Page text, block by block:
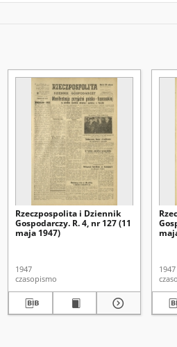
Rzeczpospolita i Dziennik
Gospodarczy. R. 4, nr 127 (11
maja 1947)
1947
czasopismo
1947